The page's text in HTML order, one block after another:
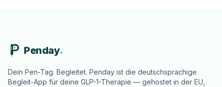
Penday
Dein Pen-Tag. Begleitet. Penday ist die deutschsprachige
Begleit-App für deine GLP-1-Therapie — gehostet in der EU,